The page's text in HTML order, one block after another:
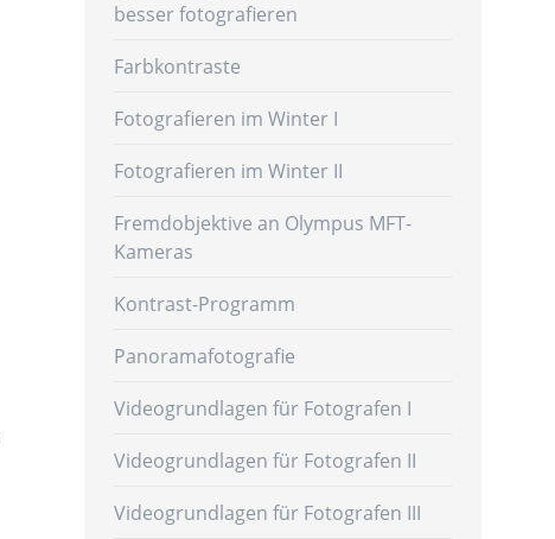
besser fotografieren
Farbkontraste
Fotografieren im Winter I
Fotografieren im Winter II
Fremdobjektive an Olympus MFT-
Kameras
Kontrast-Programm
Panoramafotografie
Videogrundlagen für Fotografen I
Videogrundlagen für Fotografen II
Videogrundlagen für Fotografen III